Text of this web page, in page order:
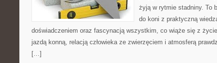
żyją w rytmie stadniny. To
do koni z praktyczną
doświadczeniem oraz fascynacją wszystkim, co wiąże się z
jazdą konną, relacją człowieka ze zwierzęciem i atmosferą
[…]